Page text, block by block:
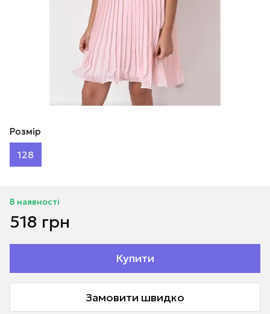
Розмір
128
В наявності
518 грн
Купити
Замовити швидко